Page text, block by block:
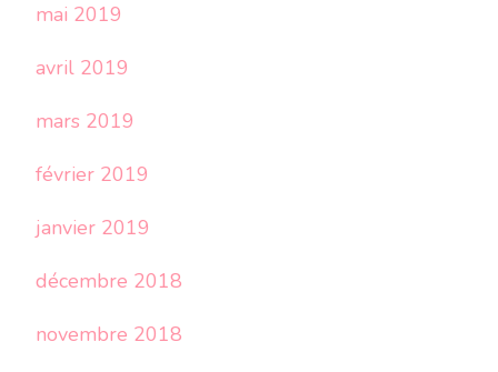
mai 2019
avril 2019
mars 2019
février 2019
janvier 2019
décembre 2018
novembre 2018